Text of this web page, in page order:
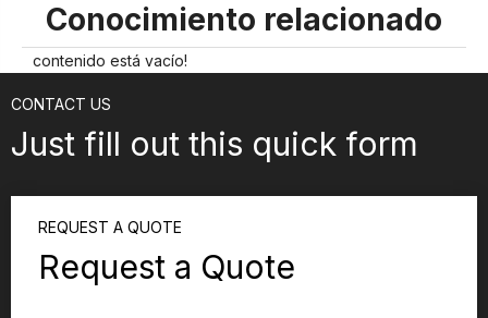
Conocimiento relacionado
contenido está vacío!
CONTACT US
Just fill out this quick form
REQUEST A QUOTE
Request a Quote